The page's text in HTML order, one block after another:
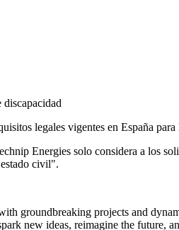
discapacidad
legales vigentes en España
Energies solo considera a los
civil".
groundbreaking projects and
new ideas, reimagine the